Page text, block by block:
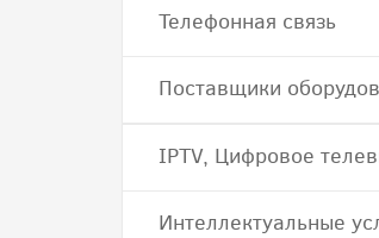
Телефонная связь
Поставщики
IPTV, Цифровое
Интеллектуальные